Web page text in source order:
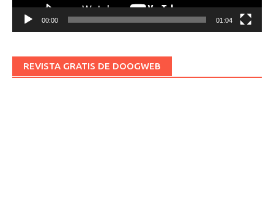
00:00 01:04
REVISTA GRATIS DE DOOGWEB